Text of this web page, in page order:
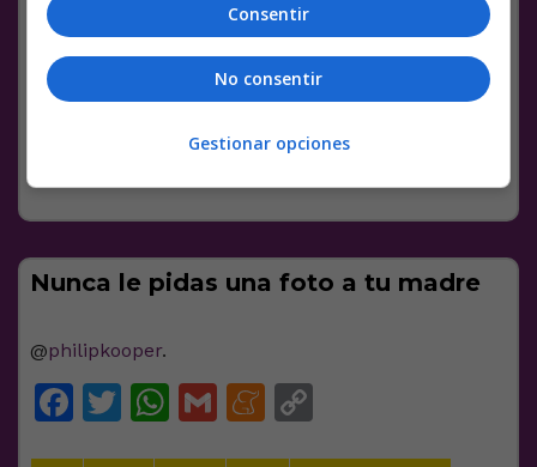
Facebook
Twitter
WhatsApp
Gmail
Meneame
Copy
Link
ASCENSOR BS18 MURCIANO TURCO COMENTARIOS
Nunca le pidas una foto a tu madre
@philipkooper.
Facebook
Twitter
WhatsApp
GmailMeneame
Consentir
No consentir
Gestionar opciones